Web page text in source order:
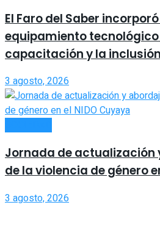
El Faro del Saber
equipamiento
capacitación y la
3 agosto, 2026
Jornada de actualización
de la violencia de género
3 agosto, 2026